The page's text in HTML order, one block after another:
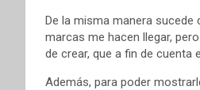
De la misma manera sucede
marcas me hacen llegar,
de crear, que a fin de cuenta
Además, para poder